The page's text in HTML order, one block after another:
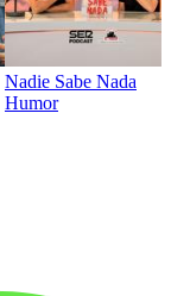
Nadie Sabe Nada
Humor